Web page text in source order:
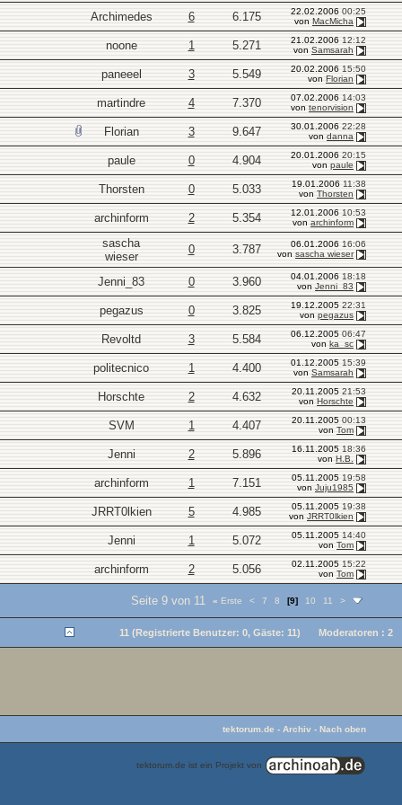
Archimedes 6 6.175 22.02.2006 00:25
von MacMicha
noone 1 5.271 21.02.2006 12:12
von Samsarah
paneeel 3 5.549 20.02.2006 15:50
von Florian
martindre 4 7.370 07.02.2006 14:03
von tenorvision
Florian 3 9.647 30.01.2006 22:28
von danna
paule 0 4.904 20.01.2006 20:15
von paule
Thorsten 0 5.033 19.01.2006 11:38
von Thorsten
archinform 2 5.354 12.01.2006 10:53
von archinform
sascha
wieser
0 3.787 06.01.2006 16:06
von sascha wieser
Jenni_83 0 3.960 04.01.2006 18:18
von Jenni_83
pegazus 0 3.825 19.12.2005 22:31
von pegazus
Revoltd 3 5.584 06.12.2005 06:47
von ka_sc
politecnico 1 4.400 01.12.2005 15:39
von Samsarah
Horschte 2 4.632 20.11.2005 21:53
von Horschte
SVM 1 4.407 20.11.2005 00:13
von Tom
Jenni 2 5.896 16.11.2005 18:36
von H.B.
archinform 1 7.151 05.11.2005 19:58
von Juju1985
JRRT0lkien 5 4.985 05.11.2005 19:38
von JRRT0lkien
Jenni 1 5.072 05.11.2005 14:40
von Tom
archinform 2 5.056 02.11.2005 15:22
von Tom
Seite 9 von 11 « Erste < 7 8 [9] 10 11 >
11 (Registrierte Benutzer: 0, Gäste: 11) Moderatoren : 2
tektorum.de - Archiv - Nach oben
tektorum.de ist ein Projekt von